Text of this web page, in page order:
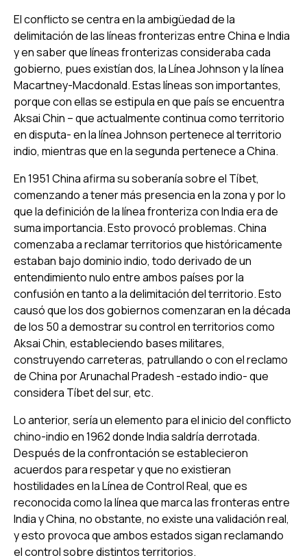
El conflicto se centra en la ambigüedad de la
delimitación de las líneas fronterizas entre China e India
y en saber que líneas fronterizas consideraba cada
gobierno, pues existían dos, la Línea Johnson y la línea
Macartney-Macdonald. Estas líneas son importantes,
porque con ellas se estipula en que país se encuentra
Aksai Chin – que actualmente continua como territorio
en disputa- en la línea Johnson pertenece al territorio
indio, mientras que en la segunda pertenece a China.
En 1951 China afirma su soberanía sobre el Tíbet,
comenzando a tener más presencia en la zona y por lo
que la definición de la línea fronteriza con India era de
suma importancia. Esto provocó problemas. China
comenzaba a reclamar territorios que históricamente
estaban bajo dominio indio, todo derivado de un
entendimiento nulo entre ambos países por la
confusión en tanto a la delimitación del territorio. Esto
causó que los dos gobiernos comenzaran en la década
de los 50 a demostrar su control en territorios como
Aksai Chin, estableciendo bases militares,
construyendo carreteras, patrullando o con el reclamo
de China por Arunachal Pradesh -estado indio- que
considera Tíbet del sur, etc.
Lo anterior, sería un elemento para el inicio del conflicto
chino-indio en 1962 donde India saldría derrotada.
Después de la confrontación se establecieron
acuerdos para respetar y que no existieran
hostilidades en la Línea de Control Real, que es
reconocida como la línea que marca las fronteras entre
India y China, no obstante, no existe una validación real,
y esto provoca que ambos estados sigan reclamando
el control sobre distintos territorios.